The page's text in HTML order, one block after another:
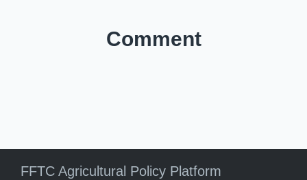
Comment
FFTC Agricultural Policy Platform